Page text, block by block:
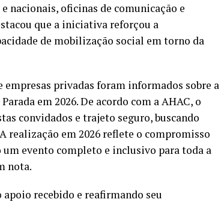
nacionais, oficinas de comunicação e
que a iniciativa reforçou a
de mobilização social em torno da
empresas privadas foram informados sobre a
em 2026. De acordo com a AHAC, o
convidados e trajeto seguro, buscando
realização em 2026 reflete o compromisso
evento completo e inclusivo para toda a
nota.
recebido e reafirmando seu